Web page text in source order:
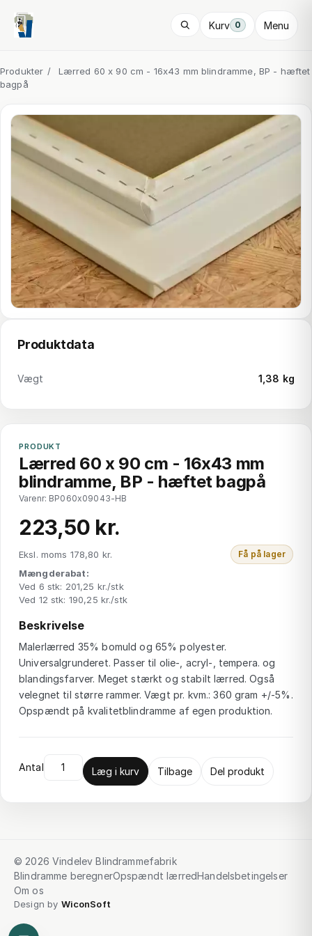
Kurv 0 Menu
Produkter /
Lærred 60 x 90 cm - 16x43 mm blindramme, BP - hæftet
bagpå
Produktdata
Vægt 1,38 kg
PRODUKT
Lærred 60 x 90 cm - 16x43 mm
blindramme, BP - hæftet bagpå
Varenr: BP060x09043-HB
223,50 kr.
Eksl. moms 178,80 kr. Få på lager
Mængderabat:
Ved 6 stk: 201,25 kr./stk
Ved 12 stk: 190,25 kr./stk
Beskrivelse
Malerlærred 35% bomuld og 65% polyester.
Universalgrunderet. Passer til olie-, acryl-, tempera. og
blandingsfarver. Meget stærkt og stabilt lærred. Også
velegnet til større rammer. Vægt pr. kvm.: 360 gram +/-5%.
Opspændt på kvalitetblindramme af egen produktion.
Antal Læg i kurv Tilbage Del produkt
© 2026 Vindelev Blindrammefabrik
Blindramme beregnerOpspændt lærredHandelsbetingelser
Om os
Design by WiconSoft